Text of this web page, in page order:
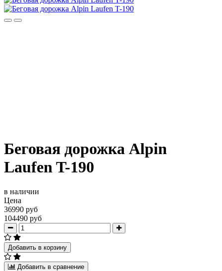
Беговая дорожка Alpin
Laufen T-190
в наличии
Цена
36990 руб
104490 руб
Добавить в корзину
Добавить в сравнение